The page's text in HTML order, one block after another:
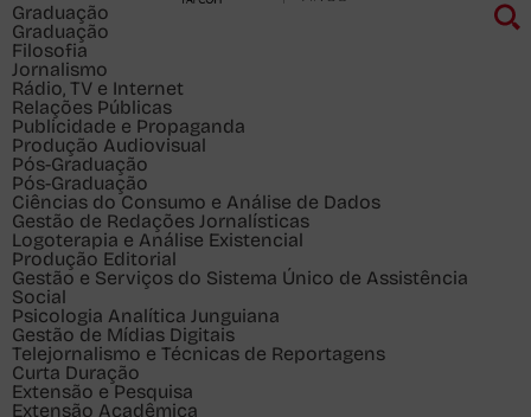
Graduação
Graduação
Filosofia
Jornalismo
Rádio, TV e Internet
Relações Públicas
Publicidade e Propaganda
Produção Audiovisual
Pós-Graduação
Pós-Graduação
Ciências do Consumo e Análise de Dados
Gestão de Redações Jornalísticas
Logoterapia e Análise Existencial
Produção Editorial
Gestão e Serviços do Sistema Único de Assistência
Social
Psicologia Analítica Junguiana
Gestão de Mídias Digitais
Telejornalismo e Técnicas de Reportagens
Curta Duração
Extensão e Pesquisa
Extensão Acadêmica